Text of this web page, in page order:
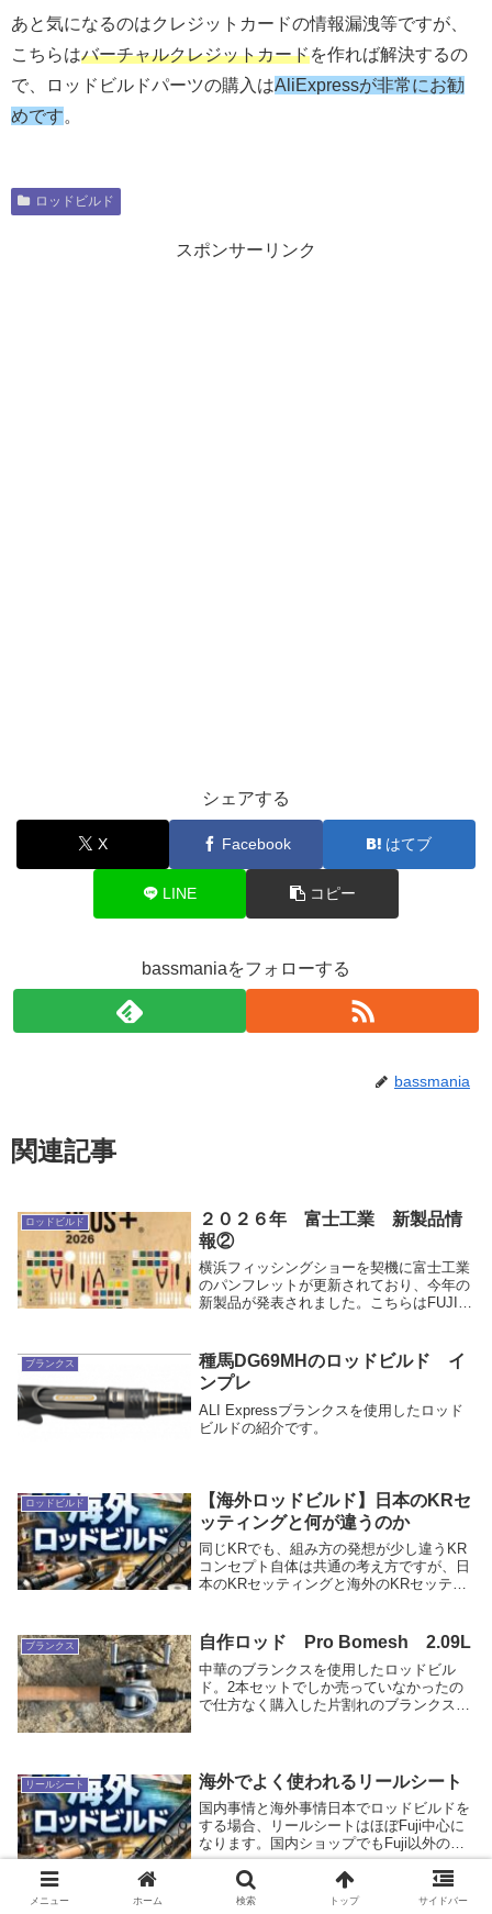
あと気になるのはクレジットカードの情報漏洩等ですが、
こちらはバーチャルクレジットカードを作れば解決するの
で、ロッドビルドパーツの購入はAliExpressが非常にお勧
めです。
ロッドビルド
スポンサーリンク
シェアする
X Facebook はてブ
LINE コピー
bassmaniaをフォローする
bassmania
関連記事
ロッドビルド
２０２６年 富士工業 新製品情
報②
横浜フィッシングショーを契機に富士工業
のパンフレットが更新されており、今年の
新製品が発表されました。こちらはFUJI
ル）用のリールシートで、スリムフィ...
ブランクス
種馬DG69MHのロッドビルド イ
ンプレ
ALI Expressブランクスを使用したロッド
ビルドの紹介です。
ロッドビルド
【海外ロッドビルド】日本のKRセ
ッティングと何が違うのか
同じKRでも、組み方の発想が少し違うKR
コンセプト自体は共通の考え方ですが、日
本のKRセッティングと海外のKRセッティ
くか、どこまで小さくするか、何を優先す
るかで差...
ブランクス 自作ロッド Pro Bomesh 2.09L
中華のブランクスを使用したロッドビル
ド。2本セットでしか売っていなかったの
で仕方なく購入した片割れのブランクスを
リールシート 海外でよく使われるリールシート
国内事情と海外事情日本でロッドビルドを
する場合、リールシートはほぼFuji中心に
なります。国内ショップでもFuji以外のリ
ールシートを見る機会は少なく、実質的に
「リールシートを選ぶ＝Fujiの中から選
ぶ」という状態になりやすいです。一方、
メニュー ホーム 検索 トップ サイドバー